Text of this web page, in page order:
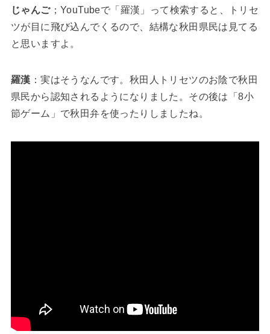
じゃんご；YouTubeで「羅漢」って検索すると、トリセ
ツが目に飛び込んでくるので、結構な秋田県民は見てる
と思いますよ。
羅漢 ：実はそうなんです。秋田人トリセツのお陰で秋田
県民から認知されるようになりました。その後は「8小
節ゲーム」で秋田弁を使ったりしましたね。